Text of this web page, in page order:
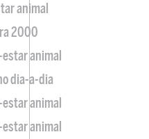
animal
2000
estar animal
dia-a-dia
estar animal
estar animal